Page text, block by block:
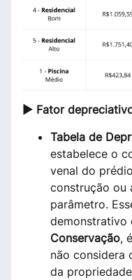
► Fator
Tabela de
estabelece o
venal do
construção ou
parâmetro.
demonstrativo
Conservação,
não considera
da